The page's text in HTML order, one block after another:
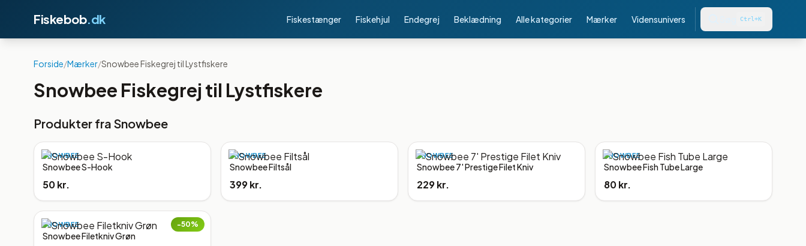
Fiskebob.dk Fiskestænger Fiskehjul Endegrej Beklædning Alle kategorier Mærker Vidensunivers Ctrl+K
Forside/Mærker/Snowbee Fiskegrej til Lystfiskere
Snowbee Fiskegrej til Lystfiskere
Produkter fra Snowbee
SNOWBEE
Snowbee S-Hook
50 kr.
SNOWBEE
Snowbee Filtsål
399 kr.
SNOWBEE
Snowbee 7' Prestige Filet Kniv
229 kr.
SNOWBEE
Snowbee Fish Tube Large
80 kr.
−50%
SNOWBEE
Snowbee Filetkniv Grøn